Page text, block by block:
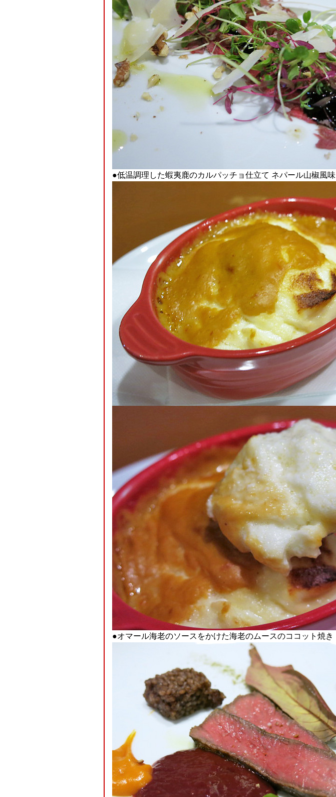
●低温調理した蝦夷鹿のカルパッチョ仕立て ネパール山椒風味
●オマール海老のソースをかけた海老のムースのココット焼き